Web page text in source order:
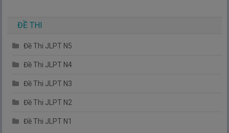
ĐỀ THI
Đề Thi JLPT N5
Đề Thi JLPT N4
Đề Thi JLPT N3
Đề Thi JLPT N2
Đề Thi JLPT N1